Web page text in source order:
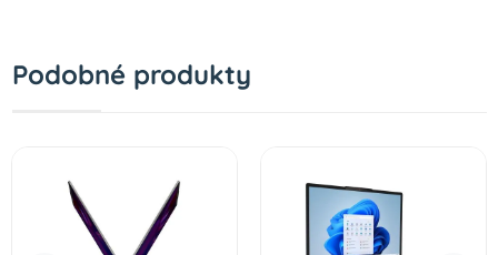
Podobné produkty